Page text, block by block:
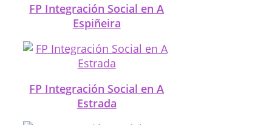
FP Integración Social en A
Espiñeira
FP Integración Social en A
Estrada